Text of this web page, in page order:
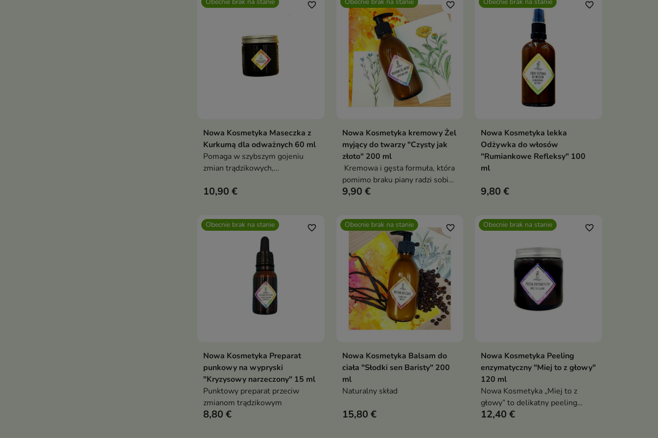
Pokaż szczegóły
favorite_border
Nowa Kosmetyka Maseczka z
Kurkumą dla odważnych 60 ml
Pomaga w szybszym gojeniu
zmian trądzikowych,
wyrównuje koloryt skóry
10,90 €
Pokaż szczegóły
favorite_border
Nowa Kosmetyka kremowy Żel
myjący do twarzy "Czysty jak
złoto" 200 ml
Kremowa i gęsta formuła, która
pomimo braku piany radzi sobie
z makijażem
9,90 €
Pokaż szczegóły
favorite_border
Nowa Kosmetyka lekka
Odżywka do włosów
"Rumiankowe Refleksy" 100
ml
9,80 €
Obecnie brak na stanie
Pokaż szczegóły
favorite_border
Nowa Kosmetyka Preparat
punkowy na wypryski
"Kryzysowy narzeczony" 15 ml
Punktowy preparat przeciw
zmianom trądzikowym
8,80 €
Obecnie brak na stanie
Pokaż szczegóły
favorite_border
Nowa Kosmetyka Balsam do
ciała "Słodki sen Baristy" 200
ml
Naturalny skład
15,80 €
Obecnie brak na stanie
Pokaż szczegóły
favorite_border
Nowa Kosmetyka Peeling
enzymatyczny "Miej to z głowy"
120 ml
Nowa Kosmetyka „Miej to z
głowy” to delikatny peeling
enzymatyczny do twarzy, który
12,40 €